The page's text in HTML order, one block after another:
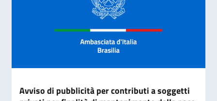
Avviso di pubblicità per contributi a soggetti